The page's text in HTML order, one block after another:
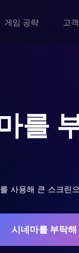
게임 공략 고
를
사용해 큰 스크린
시네마를 부탁